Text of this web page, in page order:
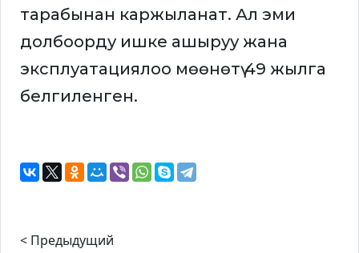
тарабынан каржыланат. Ал эми
долбоорду ишке ашыруу жана
эксплуатациялоо мөөнөтү 49 жылга
белгиленген.
< Предыдущий